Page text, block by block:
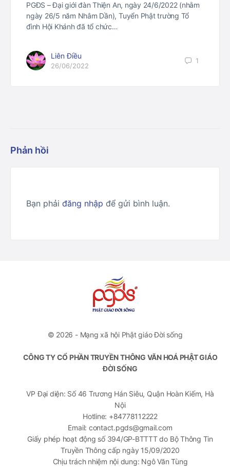
PGĐS – Đại giới đàn Thiện An, ngày 24/6/2022 (nhằm
ngày 26/5 năm Nhâm Dần), Tuyển Phật trường Tổ
đình Hội Khánh đã tổ chức…
Liên Điều
26/06/2022
1
Phản hồi
Bạn phải đăng nhập để gửi bình luận.
© 2026 - Mạng xã hội Phật giáo Đời sống
CÔNG TY CỔ PHẦN TRUYỀN THÔNG VĂN HOÁ PHẬT GIÁO
ĐỜI SỐNG
VP Đại diện: Số 46 Trương Hán Siêu, Quận Hoàn Kiếm, Hà
Nội
Hotline: +84778112222
Email: contact.pgds@gmail.com
Giấy phép hoạt động số 394/GP-BTTTT do Bộ Thông Tin
Truyền Thông cấp ngày 15/09/2020
Chịu trách nhiệm nội dung: Ngô Văn Tùng